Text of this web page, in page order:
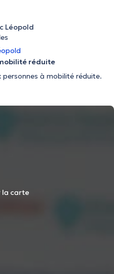
Léopold
réduite
à mobilité réduite.
carte